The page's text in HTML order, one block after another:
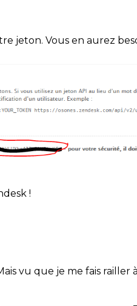
jeton. Vous en aurez
!
vu que je me fais